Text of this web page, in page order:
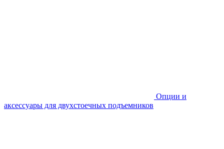
Опции и
аксессуары для двухстоечных подъемников